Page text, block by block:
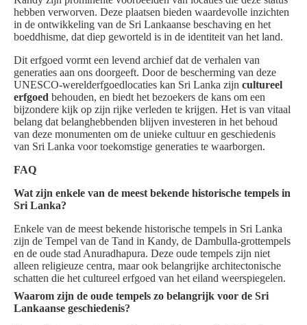
hebben verworven. Deze plaatsen bieden waardevolle inzichten
in de ontwikkeling van de Sri Lankaanse beschaving en het
boeddhisme, dat diep geworteld is in de identiteit van het land.
Dit erfgoed vormt een levend archief dat de verhalen van
generaties aan ons doorgeeft. Door de bescherming van deze
UNESCO-werelderfgoedlocaties kan Sri Lanka zijn cultureel
erfgoed behouden, en biedt het bezoekers de kans om een
bijzondere kijk op zijn rijke verleden te krijgen. Het is van vitaal
belang dat belanghebbenden blijven investeren in het behoud
van deze monumenten om de unieke cultuur en geschiedenis
van Sri Lanka voor toekomstige generaties te waarborgen.
FAQ
Wat zijn enkele van de meest bekende historische tempels in
Sri Lanka?
Enkele van de meest bekende historische tempels in Sri Lanka
zijn de Tempel van de Tand in Kandy, de Dambulla-grottempels
en de oude stad Anuradhapura. Deze oude tempels zijn niet
alleen religieuze centra, maar ook belangrijke architectonische
schatten die het cultureel erfgoed van het eiland weerspiegelen.
Waarom zijn de oude tempels zo belangrijk voor de Sri
Lankaanse geschiedenis?